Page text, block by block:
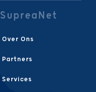
SupreaNet
Over Ons
Partners
Services